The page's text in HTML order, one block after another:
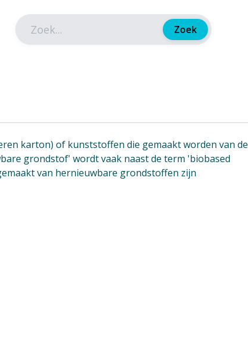
Zoek
karton) of kunststoffen die gemaakt worden van de
grondstof' wordt vaak naast de term 'biobased
van hernieuwbare grondstoffen zijn